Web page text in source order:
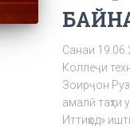
Санаи
Коллеҷи
Зоирҷон
амалӣ
Иттиҳод»